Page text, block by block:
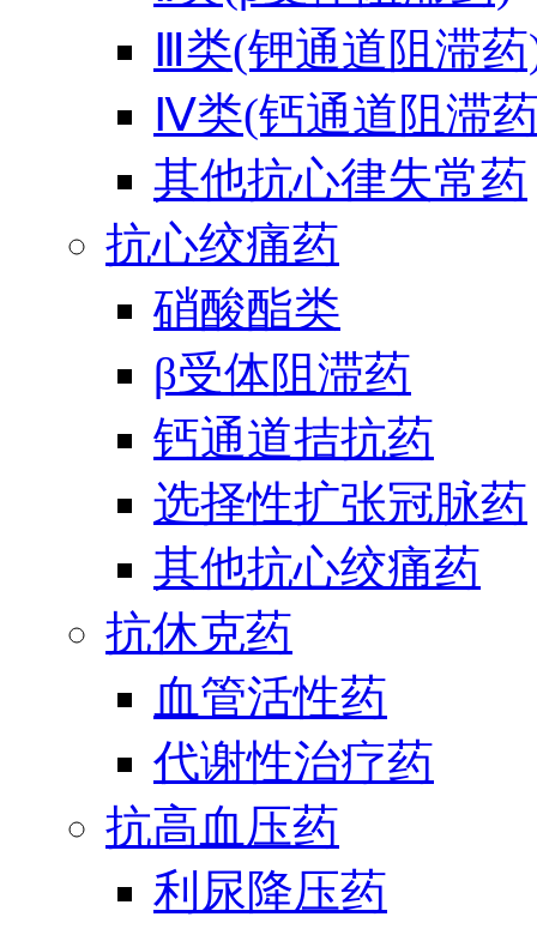
Ⅲ类(钾通道阻滞
Ⅳ类(钙通道阻滞
其他抗心律失常药
抗心绞痛药
硝酸酯类
β受体阻滞药
钙通道拮抗药
选择性扩张冠脉药
其他抗心绞痛药
抗休克药
血管活性药
代谢性治疗药
抗高血压药
利尿降压药